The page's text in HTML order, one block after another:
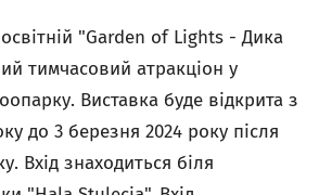
"Garden of Lights - Дика
тимчасовий атракціон у
Виставка буде відкрита з
до 3 березня 2024 року після
Вхід знаходиться біля